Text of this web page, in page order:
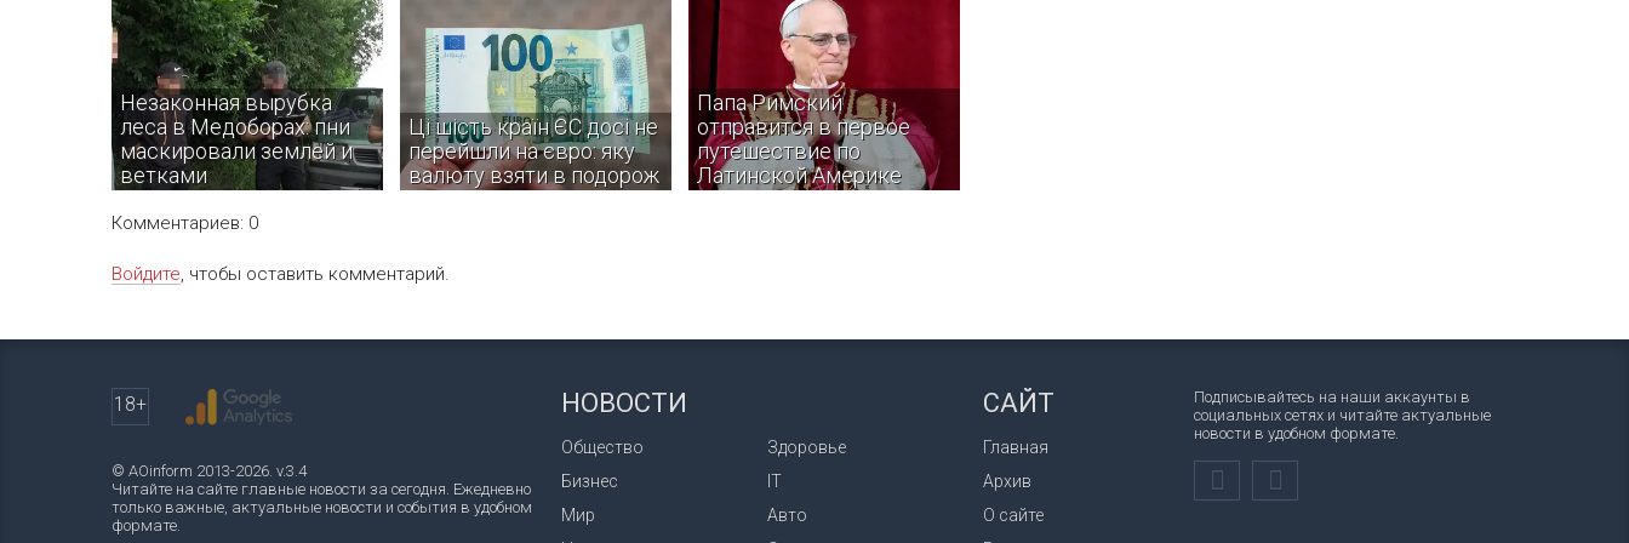
Незаконная вырубка
леса в Медоборах: пни
маскировали землей и
ветками
правоохранители разоблачили
природного заповедника
Медоборы.
Ці шість країн ЄС досі не
перейшли на євро: яку
валюту взяти в подорож
планують вступати в єврозону.
Папа Римский
отправится в первое
путешествие по
Латинской Америке
совершит Апостольское
Комментариев: 0
Войдите, чтобы оставить комментарий.
18+
© AOinform 2013-2026. v.3.4
Читайте на сайте главные новости за сегодня. Ежедневно
только важные, актуальные новости и события в удобном
формате.
НОВОСТИ
Общество
Бизнес
Мир
Здоровье
IT
Авто
САЙТ
Главная
Архив
О сайте
Подписывайтесь на наши аккаунты в
социальных сетях и читайте актуальные
новости в удобном формате.